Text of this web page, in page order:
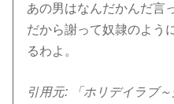
あの男はなんだかんだ言
だから謝って奴隷のよう
るわよ。
引用元: 「ホリデイラブ